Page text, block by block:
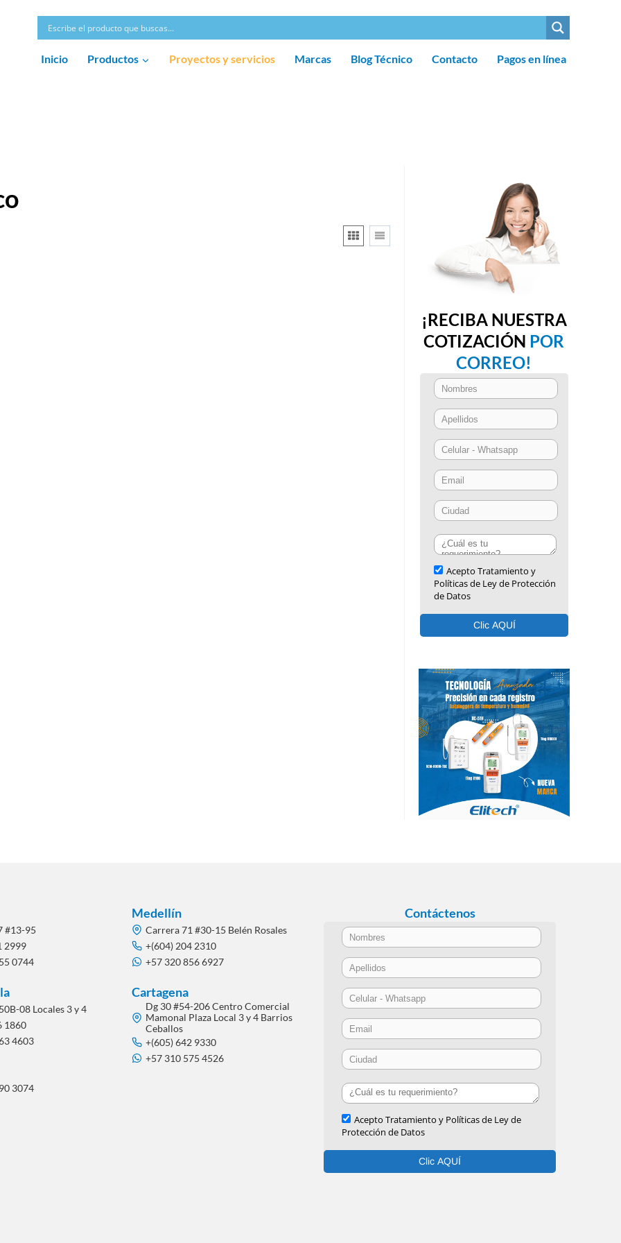
Inicio
Productos Proyectos y servicios Marcas Blog Técnico Contacto Pagos en línea
¡RECIBA NUESTRA
COTIZACIÓN POR
CORREO!
#13-95
2999
0744
08 Locales 3 y 4
1860
4603
3074
Medellín
Carrera 71 #30-15 Belén Rosales
+(604) 204 2310
+57 320 856 6927
Cartagena
Dg 30 #54-206 Centro Comercial
Mamonal Plaza Local 3 y 4 Barrios
Ceballos
+(605) 642 9330
+57 310 575 4526
Contáctenos